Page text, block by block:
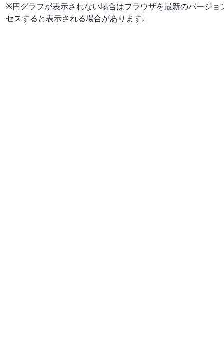
※円グラフが表示されない場合はブラウザを最新のバージ
セスすると表示される場合があります。